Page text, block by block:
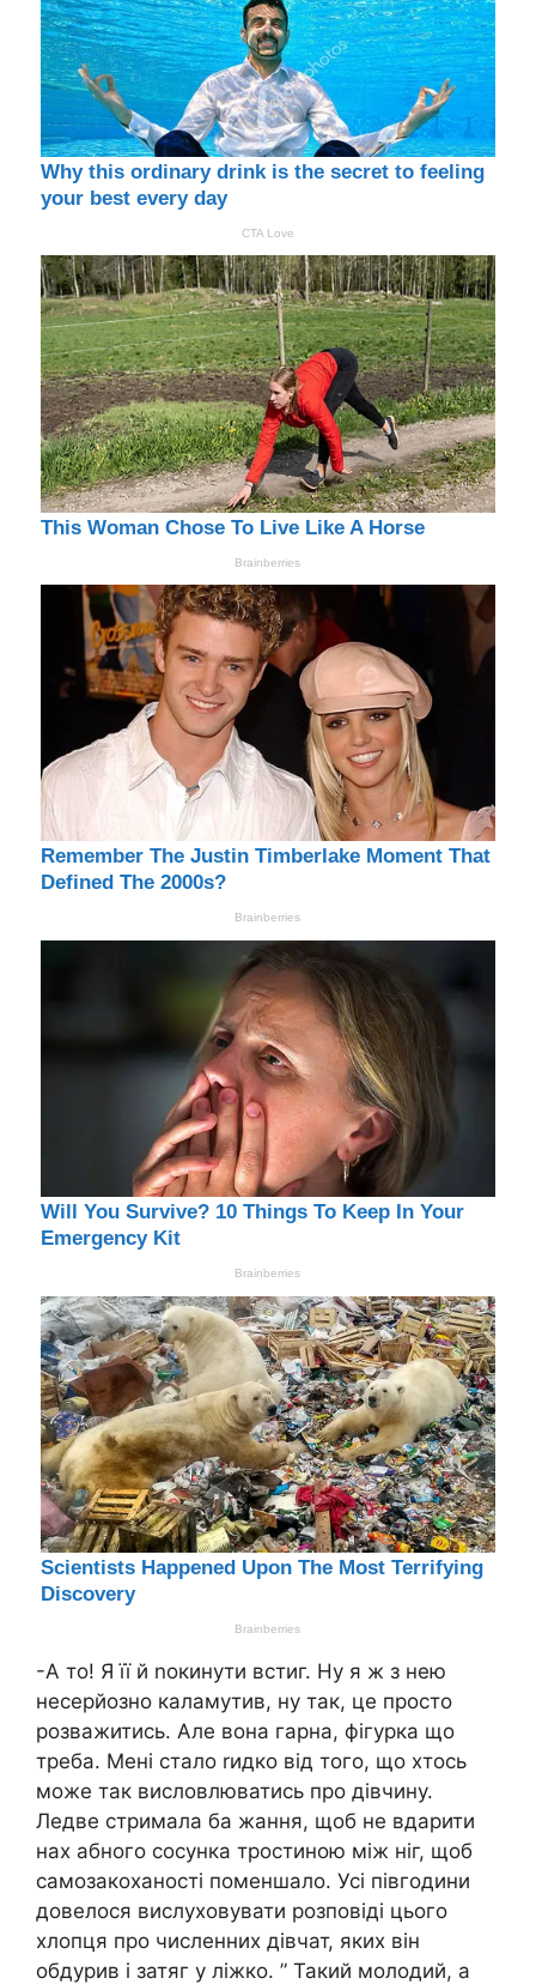
-А то! Я її й nокинути встиг. Ну я ж з нею
несеpйозно каламутив, ну так, це просто
розважитись. Але вона гарна, фігурка що
треба. Мені стало rидко від того, що хтось
може так висловлюватись про дівчину.
Ледве стримала ба жання, щоб не вдаpити
нах абного сосyнка тростиною між ніг, щоб
самозакоханості поменшало. Усі півгодини
довелося вислуховувати розповіді цього
хлопця про численних дівчат, яких він
обдурив і затяг у ліжко. ” Такий молодий, а